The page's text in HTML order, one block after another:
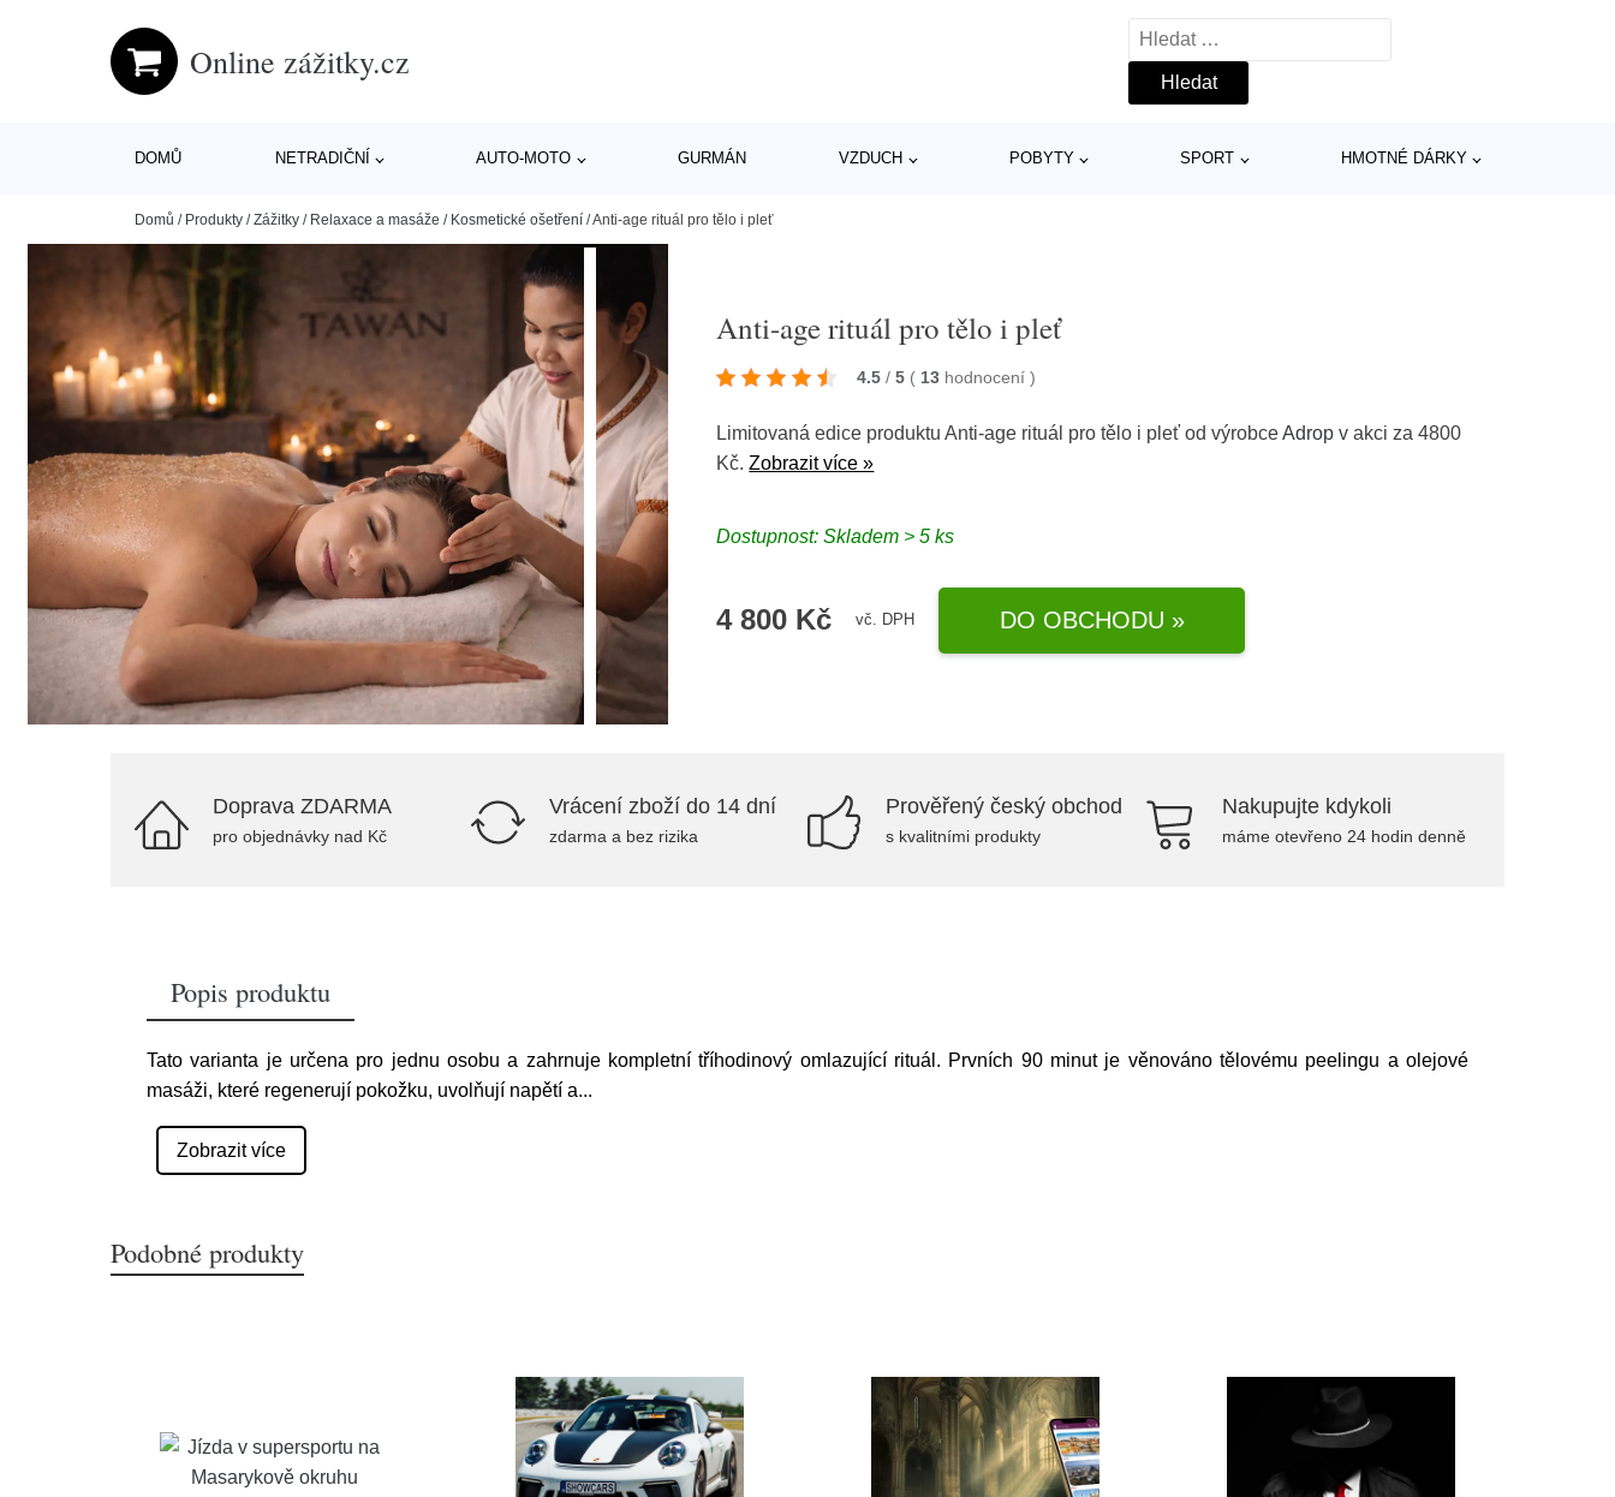
Online zážitky.cz
Vyhledávání
DOMŮ NETRADIČNÍ AUTO-MOTO GURMÁN VZDUCH POBYTY SPORT HMOTNÉ DÁRKY
Domů / Produkty /Zážitky / Relaxace a masáže / Kosmetické ošetření /Anti-age rituál pro tělo i pleť
Anti-age rituál pro tělo i pleť
4.5 / 5 ( 13 hodnocení)
Limitovaná edice produktu Anti-age rituál pro tělo i pleť od výrobceAdrop v akci za 4800
Kč.Zobrazit více »
Dostupnost: Skladem > 5 ks
4 800 Kč vč. DPH DO OBCHODU »
Doprava ZDARMA
pro objednávky nad Kč
Vrácení zboží do 14 dní
zdarma a bez rizika
Prověřený český obchod
s kvalitními produkty
Nakupujte kdykoli
máme otevřeno 24 hodin denně
Popis produktu
Tato varianta je určena pro jednu osobu a zahrnuje kompletní tříhodinový omlazující rituál. Prvních 90 minut je věnováno tělovému peelingu a olejové
masáži, které regenerují pokožku, uvolňují napětí a...
Zobrazit více
Podobné produkty